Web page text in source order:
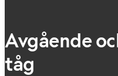
Avgående
tåg